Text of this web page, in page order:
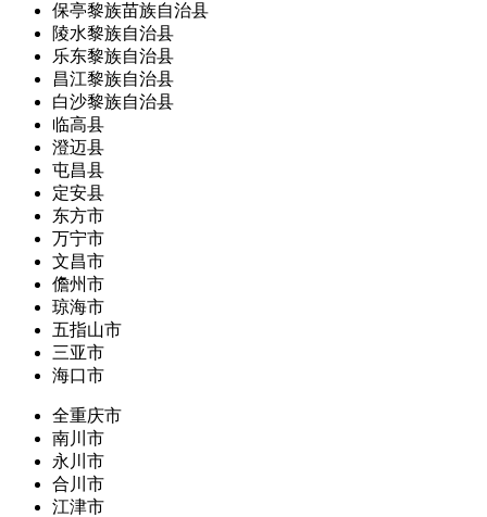
保亭黎族苗族自治县
陵水黎族自治县
乐东黎族自治县
昌江黎族自治县
白沙黎族自治县
临高县
澄迈县
屯昌县
定安县
东方市
万宁市
文昌市
儋州市
琼海市
五指山市
三亚市
海口市
全重庆市
南川市
永川市
合川市
江津市